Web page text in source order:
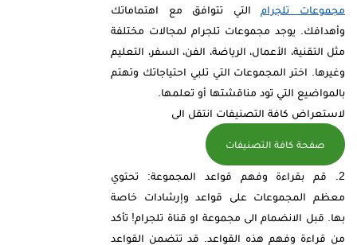
مجموعات تلجرام التي تتوافق مع اهتماماتك
وأهدافك. يوجد مجموعات تلجرام لمجالات مختلفة
مثل التقنية، الأعمال، الرياضة، الفن، السفر، التعليم
وغيرها. اختر المجموعات التي تلبي احتياجاتك وتهتم
بالمواضيع التي تود مناقشتها أو تعلمها.
لاستعراض كافة التصنيفات انتقل الى
صفحة كافة التصنيفات
قم بقراءة وفهم قواعد المجموعة: تحتوي
معظم المجموعات على قواعد وإرشادات خاصة
بها. قبل الانضمام الى مجموعة او قناة تلجرام! تأكد
من قراءة وفهم هذه القواعد. قد تتضمن القواعد